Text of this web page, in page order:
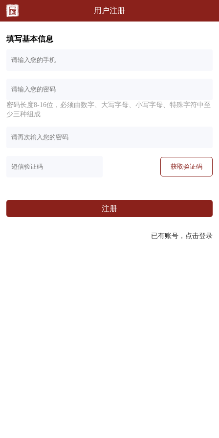
用户注册
填写基本信息
密码长度8-16位，必须由数字、大写字母、小写字母、特殊字符中至
少三种组成
获取验证码
注册
已有账号，点击登录